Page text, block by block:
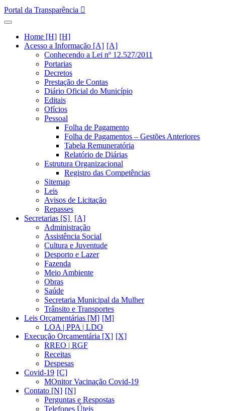
Portal da Transparência
Home [H]
Acesso a Informação [A]
Conhecendo a Lei nº 12.527/2011
Portarias
Decretos
Prestação de Contas
Diário Oficial do Município
Editais
Ofícios
Pessoal
Folha de Pagamento
Folha de Pagamentos – Gestões Anteriores
Tabela Remuneratória
Relatório de Diárias
Estrutura Organizacional
Registro das Competências
Sitemap
Leis
Avisos de Licitação
Repasses
Secretarias [S]
Administração
Assistência Social
Cultura e Juventude
Desporto e Lazer
Fazenda
Meio Ambiente
Obras
Saúde
Secretaria Municipal da Mulher
Trânsito e Transportes
Leis Orçamentárias [M]
LOA | PPA | LDO
Execução Orçamentária [X]
RREO | RGF
Receitas
Despesas
Covid-19
MOnitor Vacinação Covid-19
Contato [N]
Perguntas e Respostas
Telefones Úteis